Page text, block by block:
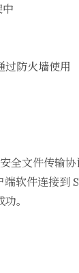
过防火墙使用
全文件传输
端软件连接到
。